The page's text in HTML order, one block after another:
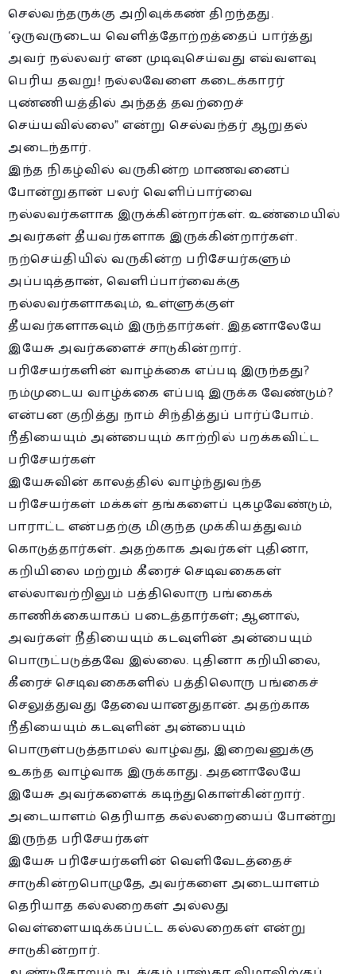
செல்வந்தருக்கு அறிவுக்கண் திறந்தது.
‘ஒருவருடைய வெளித்தோற்றத்தைப் பார்த்து
அவர் நல்லவர் என முடிவுசெய்வது எவ்வளவு
பெரிய தவறு! நல்லவேளை கடைக்காரர்
புண்ணியத்தில் அந்தத் தவற்றைச்
செய்யவில்லை” என்று செல்வந்தர் ஆறுதல்
அடைந்தார்.
இந்த நிகழ்வில் வருகின்ற மாணவனைப்
போன்றுதான் பலர் வெளிப்பார்வை
நல்லவர்களாக இருக்கின்றார்கள். உண்மையில்
அவர்கள் தீயவர்களாக இருக்கின்றார்கள்.
நற்செய்தியில் வருகின்ற பரிசேயர்களும்
அப்படித்தான், வெளிப்பார்வைக்கு
நல்லவர்களாகவும், உள்ளுக்குள்
தீயவர்களாகவும் இருந்தார்கள். இதனாலேயே
இயேசு அவர்களைச் சாடுகின்றார்.
பரிசேயர்களின் வாழ்க்கை எப்படி இருந்தது?
நம்முடைய வாழ்க்கை எப்படி இருக்க வேண்டும்?
என்பன குறித்து நாம் சிந்தித்துப் பார்ப்போம்.
நீதியையும் அன்பையும் காற்றில் பறக்கவிட்ட
பரிசேயர்கள்
இயேசுவின் காலத்தில் வாழ்ந்துவந்த
பரிசேயர்கள் மக்கள் தங்களைப் புகழவேண்டும்,
பாராட்ட என்பதற்கு மிகுந்த முக்கியத்துவம்
கொடுத்தார்கள். அதற்காக அவர்கள் புதினா,
கறியிலை மற்றும் கீரைச் செடிவகைகள்
எல்லாவற்றிலும் பத்திலொரு பங்கைக்
காணிக்கையாகப் படைத்தார்கள்; ஆனால்,
அவர்கள் நீதியையும் கடவுளின் அன்பையும்
பொருட்படுத்தவே இல்லை. புதினா கறியிலை,
கீரைச் செடிவகைகளில் பத்திலொரு பங்கைச்
செலுத்துவது தேவையானதுதான். அதற்காக
நீதியையும் கடவுளின் அன்பையும்
பொருள்படுத்தாமல் வாழ்வது, இறைவனுக்கு
உகந்த வாழ்வாக இருக்காது. அதனாலேயே
இயேசு அவர்களைக் கடிந்துகொள்கின்றார்.
அடையாளம் தெரியாத கல்லறையைப் போன்று
இருந்த பரிசேயர்கள்
இயேசு பரிசேயர்களின் வெளிவேடத்தைச்
சாடுகின்றபொழுதே, அவர்களை அடையாளம்
தெரியாத கல்லறைகள் அல்லது
வெள்ளையடிக்கப்பட்ட கல்லறைகள் என்று
சாடுகின்றார்.